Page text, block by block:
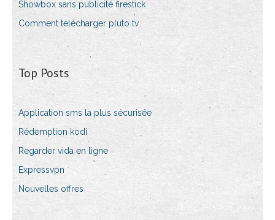
Showbox sans publicité firestick
Comment télécharger pluto tv
Top Posts
Application sms la plus sécurisée
Rédemption kodi
Regarder vida en ligne
Expressvpn
Nouvelles offres